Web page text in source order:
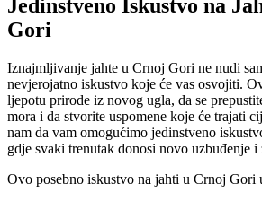
Jedinstveno Iskustvo na
Gori
Iznajmljivanje jahte u Crnoj Gori ne nudi
nevjerojatno iskustvo koje će vas osvojiti.
ljepotu prirode iz novog ugla, da se
mora i da stvorite uspomene koje će trajati
nam da vam omogućimo jedinstveno
gdje svaki trenutak donosi novo uzbuđenje i
Ovo posebno iskustvo na jahti u Crnoj Gori